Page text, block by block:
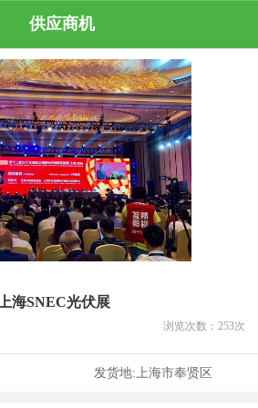
供应商机
海SNEC光伏展
浏览次数： 253次
发货地:上海市奉贤区